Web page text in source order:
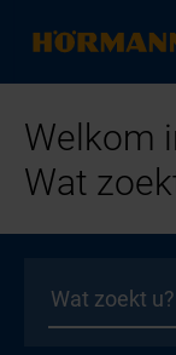
Welkom
Wat